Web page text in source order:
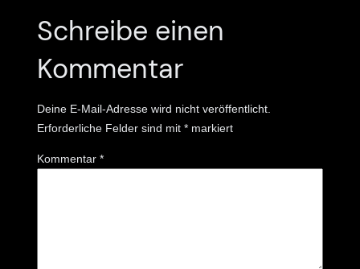
Schreibe einen
Kommentar
Deine E-Mail-Adresse wird nicht veröffentlicht.
Erforderliche Felder sind mit * markiert
Kommentar *